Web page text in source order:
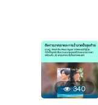
340